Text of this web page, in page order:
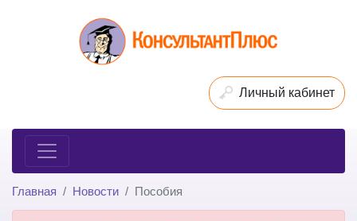
Личный кабинет
Главная Новости Пособия